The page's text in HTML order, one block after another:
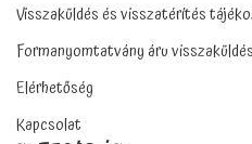
Visszaküldés és visszatérítés
Formanyomtatvány áru
Elérhetőség
Kapcsolat